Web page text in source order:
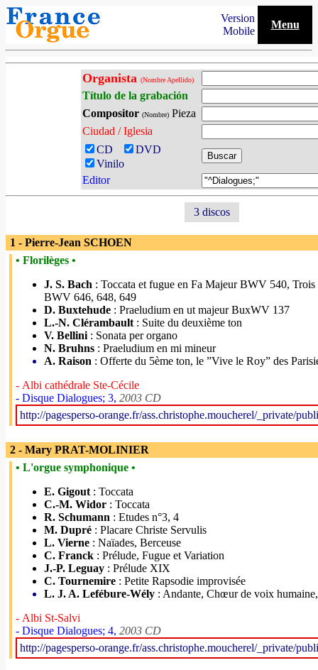
Version
Mobile
Menu
Organista (Nombre Apellido)
Título de la grabación
Compositor (Nombre) Pieza
Ciudad / Iglesia
CD
DVD
Vinilo
Editor
3 discos
1 - Pierre-Jean SCHOEN
• Florilèges •
J. S. Bach : Toccata et fugue en Fa Majeur BWV 540,
BWV 646, 648, 649
D. Buxtehude : Praeludium en ut majeur BuxWV 137
L.-N. Clérambault : Suite du deuxième ton
V. Bellini : Sonata per organo
N. Bruhns : Praeludium en mi mineur
A. Raison : Offerte du 5ème ton, le ”Vive le Roy” des
- Albi cathédrale Ste-Cécile
- Disque Dialogues; 3, 2003 CD
http://pagesperso-orange.fr/ass.christophe.moucherel/_private/
2 - Mary PRAT-MOLINIER
• L'orgue symphonique •
E. Gigout : Toccata
C.-M. Widor : Toccata
R. Schumann : Etudes n°3, 4
M. Dupré : Placare Christe Servulis
L. Vierne : Naïades, Berceuse
C. Franck : Prélude, Fugue et Variation
J.-P. Leguay : Prélude XIX
C. Tournemire : Petite Rapsodie improvisée
L. J. A. Lefébure-Wély : Andante, Chœur de voix
- Albi St-Salvi
- Disque Dialogues; 4, 2003 CD
http://pagesperso-orange.fr/ass.christophe.moucherel/_private/